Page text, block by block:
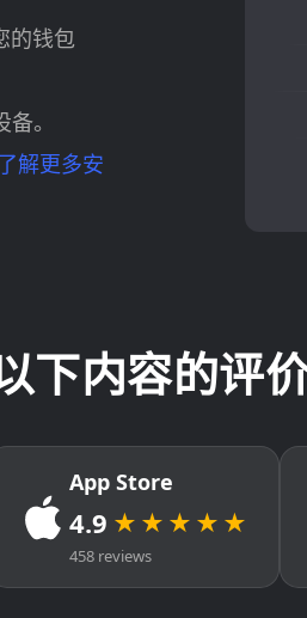
的钱包
。
解更多安
下内容的评
App Store
4.9 ★★★★★
458 reviews